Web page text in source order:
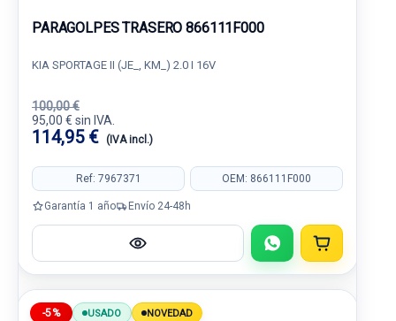
PARAGOLPES TRASERO 866111F000
KIA SPORTAGE II (JE_, KM_) 2.0 I 16V
100,00 €
95,00 € sin IVA.
114,95 € (IVA incl.)
Ref: 7967371 OEM: 866111F000
Garantía 1 año Envío 24-48h
-5% USADO NOVEDAD